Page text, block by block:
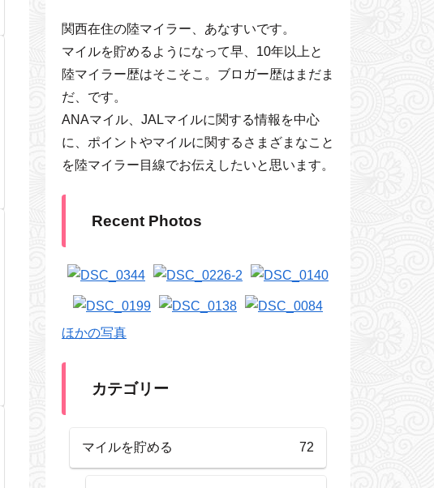
関西在住の陸マイラー、あなすいです。
マイルを貯めるようになって早、10年以上と
陸マイラー歴はそこそこ。ブロガー歴はまだま
だ、です。
ANAマイル、JALマイルに関する情報を中心
に、ポイントやマイルに関するさまざまなこと
を陸マイラー目線でお伝えしたいと思います。
Recent Photos
ほかの写真
カテゴリー
マイルを貯める 72